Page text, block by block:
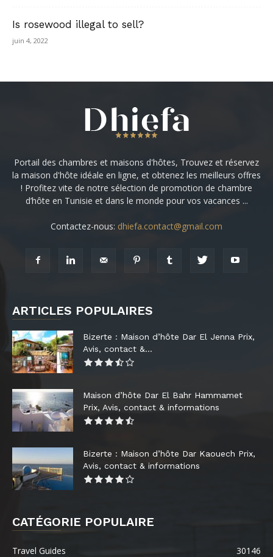
Is rosewood illegal to sell?
juin 4, 2022
Portail des chambres et maisons d'hôtes, Trouvez et réservez
la maison d'hôte idéale en ligne, et obtenez les meilleurs offres
! Profitez vite de notre sélection de promotion de chambre
d’hôte en Tunisie et dans le monde pour vos vacances ...
Contactez-nous: dhiefa.contact@gmail.com
ARTICLES POPULAIRES
Bizerte : Maison d’hôte Dar El Jenna Prix,
Avis, contact &...
Maison d’hôte Dar El Bahr Hammamet
Prix, Avis, contact & informations
Bizerte : Maison d’hôte Dar Kaouech Prix,
Avis, contact & informations
CATÉGORIE POPULAIRE
Travel Guides 30146